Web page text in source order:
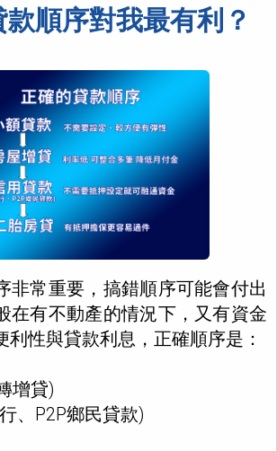
順序對我最有利？
非常重要，搞錯順序可能會付出
在有不動產的情況下，又有資金
利性與貸款利息，正確順序是：
增貸)
、P2P鄉民貸款)